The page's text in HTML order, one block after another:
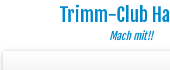
Trimm-Club
Mach mit!!